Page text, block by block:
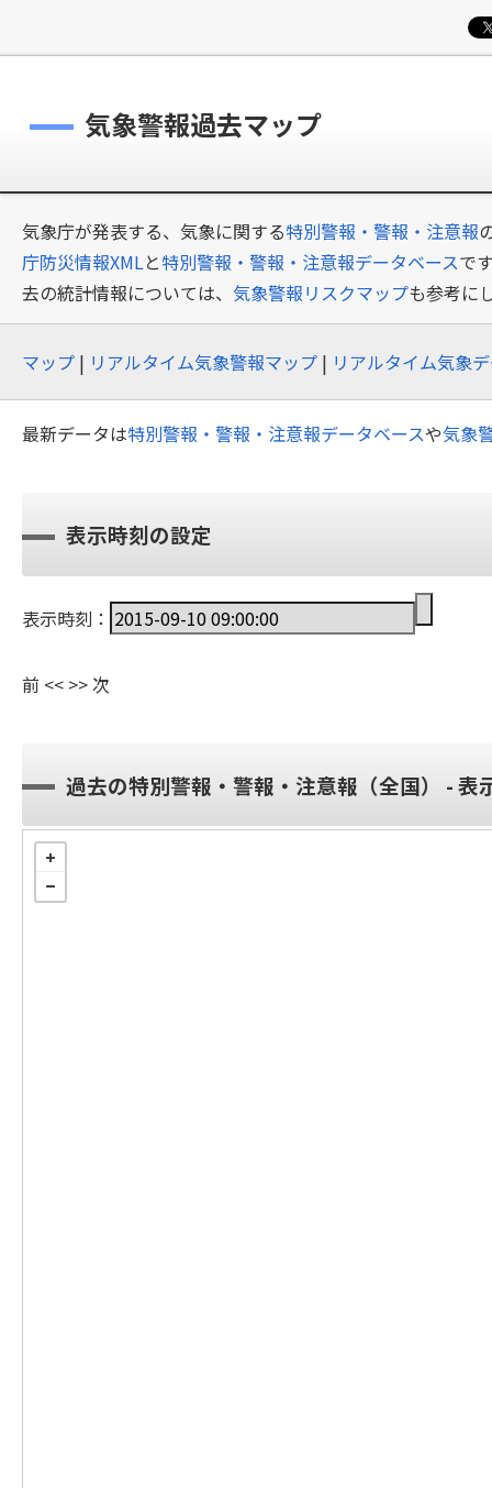
気象警報過去マップ
気象庁が発表する、気象に関する特別警報・警報・注意報
庁防災情報XMLと特別警報・警報・注意報データベースで
去の統計情報については、 気象警報リスクマップも参考に
マップ | リアルタイム気象警報マップ | リアルタイム気象
最新データは特別警報・警報・注意報データベースや気象
表示時刻の設定
表示時刻：
前 << >>次
過去の特別警報・警報・注意報（全国） - 表